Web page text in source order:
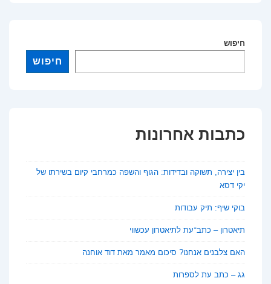
בינה
החקלאות
חיפוש
חיפוש
כתבות אחרונות
בין יצירה, תשוקה ובדידות: הגוף והשפה כמרחבי קיום בשירתו של
יקי דסא
בוקי שיף: תיק עבודות
תיאטרון – כתב־עת לתיאטרון עכשווי
האם צלבנים אנחנו? סיכום מאמר מאת דוד אוחנה
גג – כתב עת לספרות